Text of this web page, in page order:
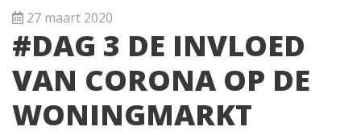
27 maart 2020
#DAG 3 DE INVLOED
VAN CORONA OP DE
WONINGMARKT